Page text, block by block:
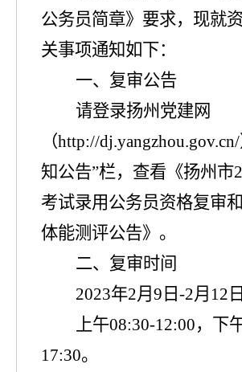
公务员简章》要求，现就
关事项通知如下：
一、 复审公告
请登录扬州党建网
（http://dj.yangzhou.gov.cn/
知公告”栏，查看《扬州市
考试录用公务员资格复审
体能测评公告》 。
二、复审时间
2023年2月 9 日 -2月 12 日
上午08:30-12:00，下
17:30。